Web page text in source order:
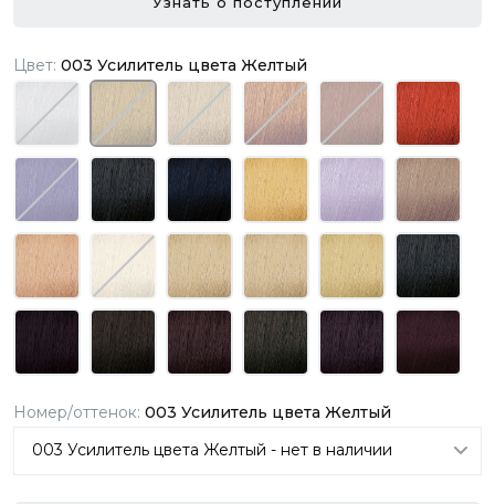
Цвет: 003 Усилитель цвета Желтый
Номер/оттенок: 003 Усилитель цвета Желтый